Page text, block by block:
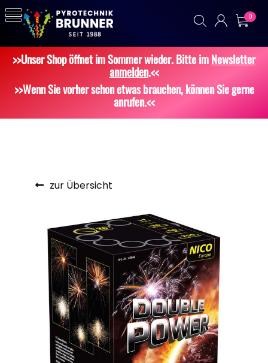
0
>>Unser Shop öffnet im Sommer wieder. Bitte imNewsletter
anmelden.<<
>>Wenn Sie vorher schon etwas brauchen, können Sie gerne
anrufen.<<
zur Übersicht